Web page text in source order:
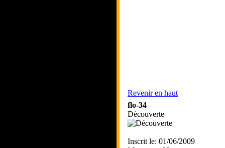
Revenir en haut
flo-34
Découverte
Inscrit le: 01/06/2009